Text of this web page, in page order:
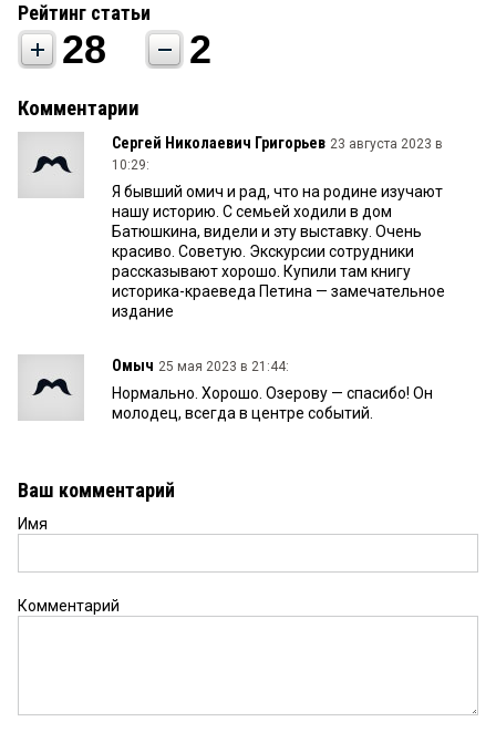
Рейтинг статьи
28 2
Комментарии
Сергей Николаевич Григорьев 23 августа 2023 в
10:29:
Я бывший омич и рад, что на родине изучают
нашу историю. С семьей ходили в дом
Батюшкина, видели и эту выставку. Очень
красиво. Советую. Экскурсии сотрудники
рассказывают хорошо. Купили там книгу
историка-краеведа Петина — замечательное
издание
Омыч 25 мая 2023 в 21:44:
Нормально. Хорошо. Озерову — спасибо! Он
молодец, всегда в центре событий.
Ваш комментарий
Имя
Комментарий